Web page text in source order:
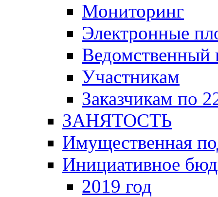
Мониторинг
Электронные
Ведомственный
Участникам
Заказчикам по
ЗАНЯТОСТЬ
Имущественная
Инициативное
2019 год